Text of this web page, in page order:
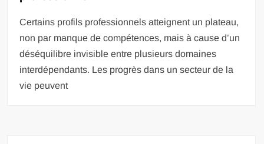
Certains profils professionnels atteignent un plateau,
non par manque de compétences, mais à cause d’un
déséquilibre invisible entre plusieurs domaines
interdépendants. Les progrès dans un secteur de la
vie peuvent